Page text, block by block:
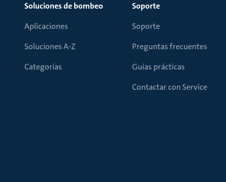
Soluciones de bombeo
Aplicaciones
Soluciones A-Z
Categorías
Soporte
Soporte
Preguntas frecuentes
Guías prácticas
Contactar con Service